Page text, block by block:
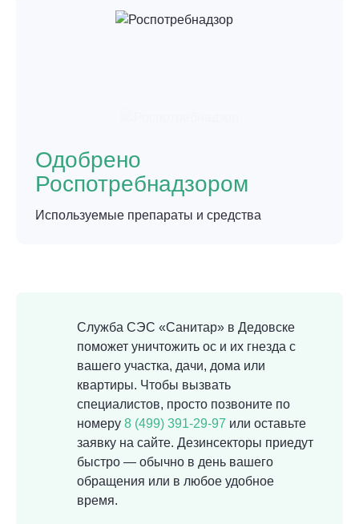
Одобрено
Роспотребнадзором
Используемые препараты и средства
Служба СЭС «Санитар» в Дедовске
поможет уничтожить ос и их гнезда с
вашего участка, дачи, дома или
квартиры. Чтобы вызвать
специалистов, просто позвоните по
номеру 8 (499) 391-29-97 или оставьте
заявку на сайте. Дезинсекторы приедут
быстро — обычно в день вашего
обращения или в любое удобное
время.